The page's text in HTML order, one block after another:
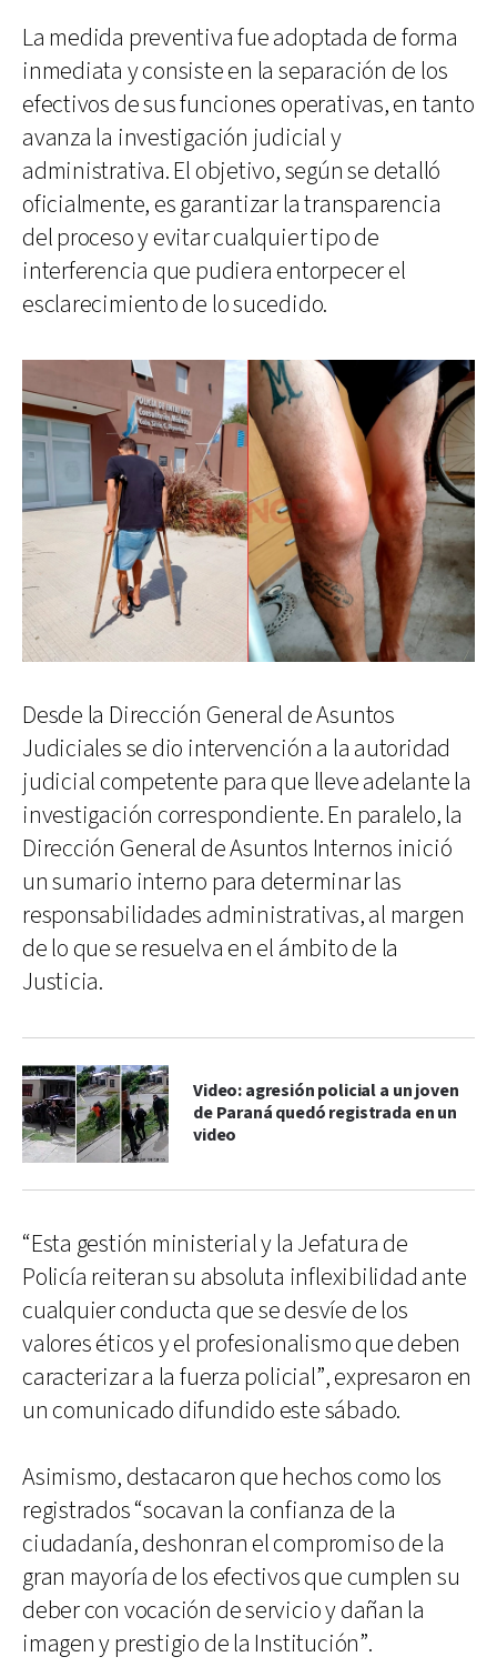
La medida preventiva fue adoptada de forma
inmediata y consiste en la separación de los
efectivos de sus funciones operativas, en tanto
avanza la investigación judicial y
administrativa. El objetivo, según se detalló
oficialmente, es garantizar la transparencia
del proceso y evitar cualquier tipo de
interferencia que pudiera entorpecer el
esclarecimiento de lo sucedido.
Desde la Dirección General de Asuntos
Judiciales se dio intervención a la autoridad
judicial competente para que lleve adelante la
investigación correspondiente. En paralelo, la
Dirección General de Asuntos Internos inició
un sumario interno para determinar las
responsabilidades administrativas, al margen
de lo que se resuelva en el ámbito de la
Justicia.
Video: agresión policial a un joven
de Paraná quedó registrada en un
video
“Esta gestión ministerial y la Jefatura de
Policía reiteran su absoluta inflexibilidad ante
cualquier conducta que se desvíe de los
valores éticos y el profesionalismo que deben
caracterizar a la fuerza policial”, expresaron en
un comunicado difundido este sábado.
Asimismo, destacaron que hechos como los
registrados “socavan la confianza de la
ciudadanía, deshonran el compromiso de la
gran mayoría de los efectivos que cumplen su
deber con vocación de servicio y dañan la
imagen y prestigio de la Institución”.